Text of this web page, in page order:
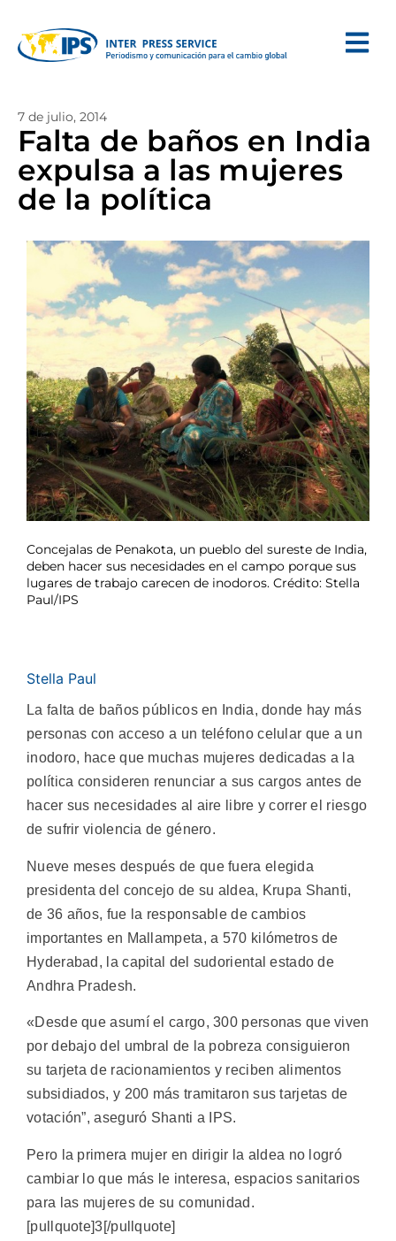
7 de julio, 2014
Falta de baños en India
expulsa a las mujeres
de la política
Concejalas de Penakota, un pueblo del sureste de India,
deben hacer sus necesidades en el campo porque sus
lugares de trabajo carecen de inodoros. Crédito: Stella
Paul/IPS
Stella Paul
La falta de baños públicos en India, donde hay más
personas con acceso a un teléfono celular que a un
inodoro, hace que muchas mujeres dedicadas a la
política consideren renunciar a sus cargos antes de
hacer sus necesidades al aire libre y correr el riesgo
de sufrir violencia de género.
Nueve meses después de que fuera elegida
presidenta del concejo de su aldea, Krupa Shanti,
de 36 años, fue la responsable de cambios
importantes en Mallampeta, a 570 kilómetros de
Hyderabad, la capital del sudoriental estado de
Andhra Pradesh.
«Desde que asumí el cargo, 300 personas que viven
por debajo del umbral de la pobreza consiguieron
su tarjeta de racionamientos y reciben alimentos
subsidiados, y 200 más tramitaron sus tarjetas de
votación”, aseguró Shanti a IPS.
Pero la primera mujer en dirigir la aldea no logró
cambiar lo que más le interesa, espacios sanitarios
para las mujeres de su comunidad.
[pullquote]3[/pullquote]